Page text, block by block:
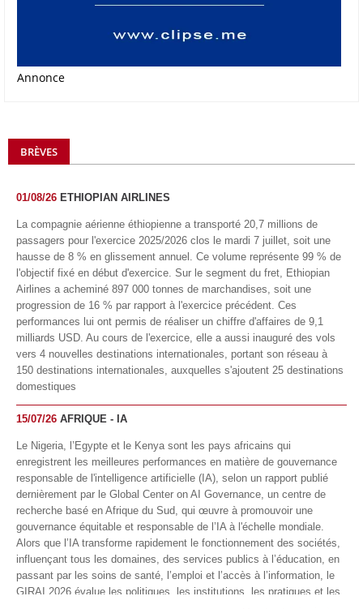
Annonce
BRÈVES
01/08/26 ETHIOPIAN AIRLINES
La compagnie aérienne éthiopienne a transporté 20,7 millions de
passagers pour l'exercice 2025/2026 clos le mardi 7 juillet, soit une
hausse de 8 % en glissement annuel. Ce volume représente 99 % de
l'objectif fixé en début d'exercice. Sur le segment du fret, Ethiopian
Airlines a acheminé 897 000 tonnes de marchandises, soit une
progression de 16 % par rapport à l'exercice précédent. Ces
performances lui ont permis de réaliser un chiffre d'affaires de 9,1
milliards USD. Au cours de l'exercice, elle a aussi inauguré des vols
vers 4 nouvelles destinations internationales, portant son réseau à
150 destinations internationales, auxquelles s'ajoutent 25 destinations
domestiques
15/07/26 AFRIQUE - IA
Le Nigeria, l’Egypte et le Kenya sont les pays africains qui
enregistrent les meilleures performances en matière de gouvernance
responsable de l'intelligence artificielle (IA), selon un rapport publié
dernièrement par le Global Center on AI Governance, un centre de
recherche basé en Afrique du Sud, qui œuvre à promouvoir une
gouvernance équitable et responsable de l’IA à l'échelle mondiale.
Alors que l’IA transforme rapidement le fonctionnement des sociétés,
influençant tous les domaines, des services publics à l’éducation, en
passant par les soins de santé, l’emploi et l’accès à l’information, le
GIRAI 2026 évalue les politiques, les institutions, les pratiques et les